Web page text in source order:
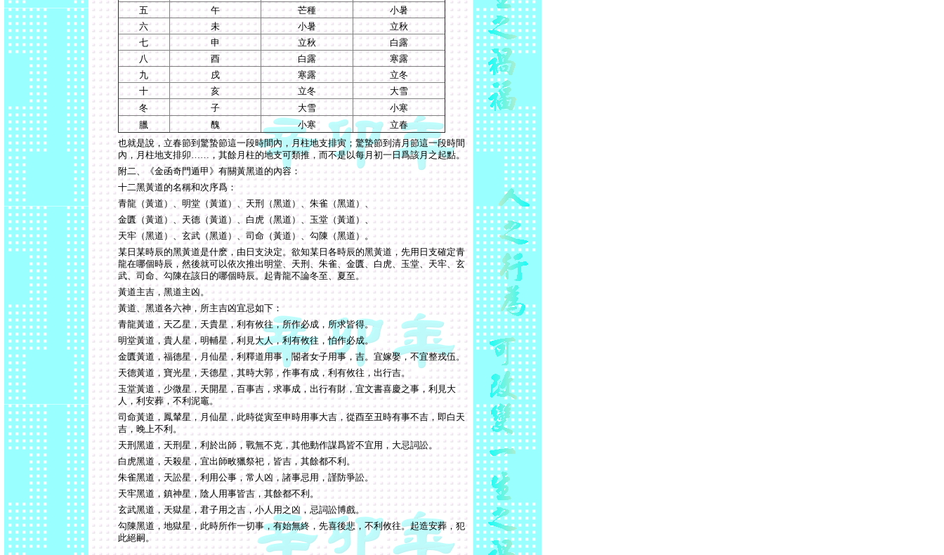
五
午 芒種
小暑
六
未 小暑
立秋
七
申 立秋
白露
八
酉 白露
寒露
九
戌 寒露
立冬
十
亥 立冬
大雪
冬
子 大雪
小寒
臘
醜 小寒
立春
也就是說，立春節到驚蟄節這一段時間內，月柱地支排寅；驚蟄節到清月節這一段時間
內，月柱地支排卯…… ，其餘月柱的地支可類推，而不是以每月初一日爲該月之起點。
附二、《金函奇門遁甲》有關黃黑道的內容：
十二黑黃道的名稱和次序爲：
青龍（黃道）、明堂（黃道）、天刑（黑道）、朱雀（黑道）、
金匱（黃道）、天德（黃道）、白虎（黑道）、玉堂（黃道）、
天牢（黑道）、玄武（黑道）、司命（黃道）、勾陳（黑道）。
某日某時辰的黑黃道是什麽，由日支決定。欲知某日各時辰的黑黃道，先用日支確定青
龍在哪個時辰，然後就可以依次推出明堂、天刑、朱雀、金匱、白虎、玉堂、天牢、玄
武、司命、勾陳在該日的哪個時辰。起青龍不論冬至、夏至。
黃道主吉，黑道主凶。
黃道、黑道各六神，所主吉凶宜忌如下：
青龍黃道，天乙星，天貴星，利有攸往，所作必成，所求皆得。
明堂黃道，貴人星，明輔星，利見大人，利有攸往，怕作必成。
金匱黃道，福德星，月仙星，利釋道用事，閽者女子用事，吉。宜嫁娶，不宜整戎伍。
天德黃道，寶光星，天德星，其時大郭，作事有成，利有攸往，出行吉。
玉堂黃道，少微星，天開星，百事吉，求事成，出行有財，宜文書喜慶之事，利見大
人，利安葬，不利泥竈。
司命黃道，鳳輦星，月仙星，此時從寅至申時用事大吉，從酉至丑時有事不吉，即白天
吉，晚上不利。
天刑黑道，天刑星，利於出師，戰無不克，其他動作謀爲皆不宜用，大忌詞訟。
白虎黑道，天殺星，宜出師畋獵祭祀，皆吉，其餘都不利。
朱雀黑道，天訟星，利用公事，常人凶，諸事忌用，謹防爭訟。
天牢黑道，鎮神星，陰人用事皆吉，其餘都不利。
玄武黑道，天獄星，君子用之吉，小人用之凶，忌詞訟博戲。
勾陳黑道，地獄星，此時所作一切事，有始無終，先喜後悲，不利攸往。起造安葬，犯
此絕嗣。